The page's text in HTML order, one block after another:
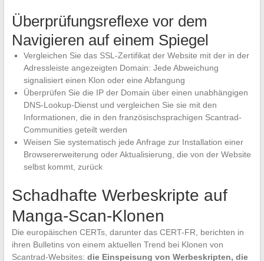
Überprüfungsreflexe vor dem
Navigieren auf einem Spiegel
Vergleichen Sie das SSL-Zertifikat der Website mit der in der
Adressleiste angezeigten Domain: Jede Abweichung
signalisiert einen Klon oder eine Abfangung
Überprüfen Sie die IP der Domain über einen unabhängigen
DNS-Lookup-Dienst und vergleichen Sie sie mit den
Informationen, die in den französischsprachigen Scantrad-
Communities geteilt werden
Weisen Sie systematisch jede Anfrage zur Installation einer
Browsererweiterung oder Aktualisierung, die von der Website
selbst kommt, zurück
Schadhafte Werbeskripte auf
Manga-Scan-Klonen
Die europäischen CERTs, darunter das CERT-FR, berichten in
ihren Bulletins von einem aktuellen Trend bei Klonen von
Scantrad-Websites: die Einspeisung von Werbeskripten, die